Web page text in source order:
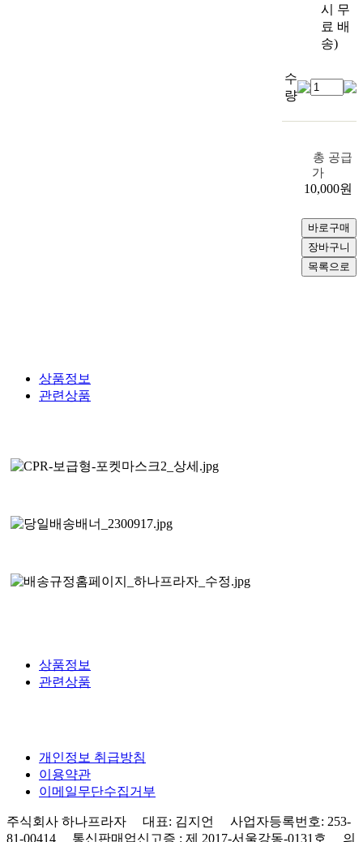
시 무
료 배
송)
수
량
총 공급
가
10,000원
상품정보
관련상품
상품정보
관련상품
개인정보 취급방침
이용약관
이메일무단수집거부
주식회사 하나프라자 대표: 김지언 사업자등록번호: 253-
81-00414 통신판매업신고증 : 제 2017-서울강동-0131호 의